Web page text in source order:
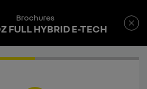
Brochures
FULL HYBRID E-TECH